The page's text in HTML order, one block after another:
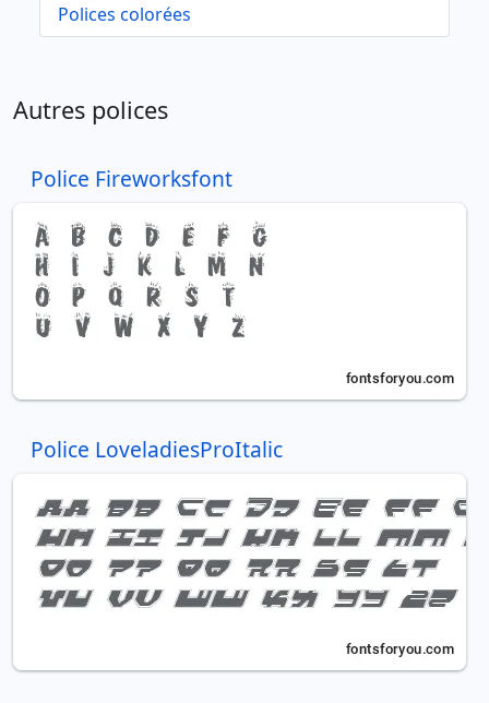
Polices colorées
Autres polices
Police Fireworksfont
Police LoveladiesProItalic